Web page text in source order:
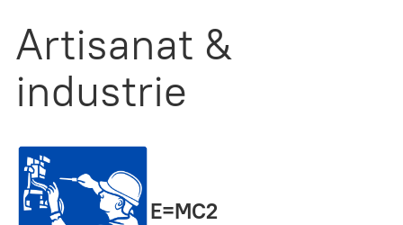
Artisanat &
industrie
E=MC2